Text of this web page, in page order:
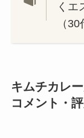
くエ
（30
キムチカレ
コメント・評